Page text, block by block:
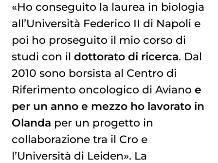
«Ho conseguito la laurea in biologia
all’Università Federico II di Napoli e
poi ho proseguito il mio corso di
studi con il dottorato di ricerca. Dal
2010 sono borsista al Centro di
Riferimento oncologico di Aviano e
per un anno e mezzo ho lavorato in
Olanda per un progetto in
collaborazione tra il Cro e
l’Università di Leiden». La